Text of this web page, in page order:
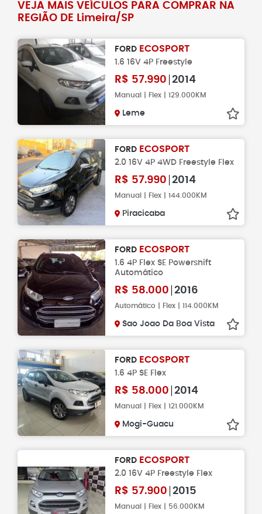
VEJA MAIS VEÍCULOS PARA COMPRAR NA
REGIÃO DE Limeira/SP
FORD ECOSPORT
1.6 16V 4P Freestyle
R$ 57.990 2014
Manual | Flex | 129.000KM
Leme
FORD ECOSPORT
2.0 16V 4P 4WD Freestyle Flex
R$ 57.990 2014
Manual | Flex | 144.000KM
Piracicaba
FORD ECOSPORT
1.6 4P Flex SE Powershift
Automático
R$ 58.000 2016
Automático | Flex | 114.000KM
Sao Joao Da Boa Vista
FORD ECOSPORT
1.6 4P SE Flex
R$ 58.000 2014
Manual | Flex | 121.000KM
Mogi-Guacu
FORD ECOSPORT
2.0 16V 4P Freestyle Flex
R$ 57.900 2015
Manual | Flex | 56.000KM